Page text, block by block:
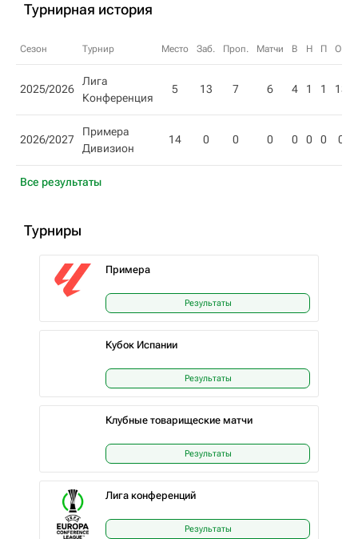
Турнирная история
Сезон Турнир Место Заб. Проп. Матчи В Н П О
2025/2026
Лига
Конференция
5 13 7 6 4 1 1 13
2026/2027
Примера
Дивизион
14 0 0 0 0 0 0 0
Все результаты
Турниры
Примера
Результаты
Кубок Испании
Результаты
Клубные товарищеские матчи
Результаты
Лига конференций
Результаты